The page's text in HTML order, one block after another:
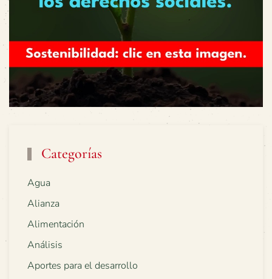
Categorías
Agua
Alianza
Alimentación
Análisis
Aportes para el desarrollo